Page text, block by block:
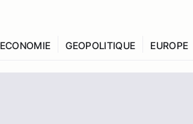
ECONOMIE GEOPOLITIQUE EUROPE